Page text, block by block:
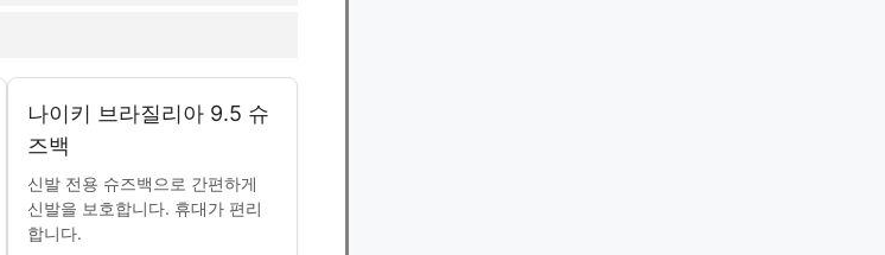
나이키 브라질리아 9.5 슈
즈백
신발 전용 슈즈백으로 간편하게
신발을 보호합니다. 휴대가 편리
합니다.